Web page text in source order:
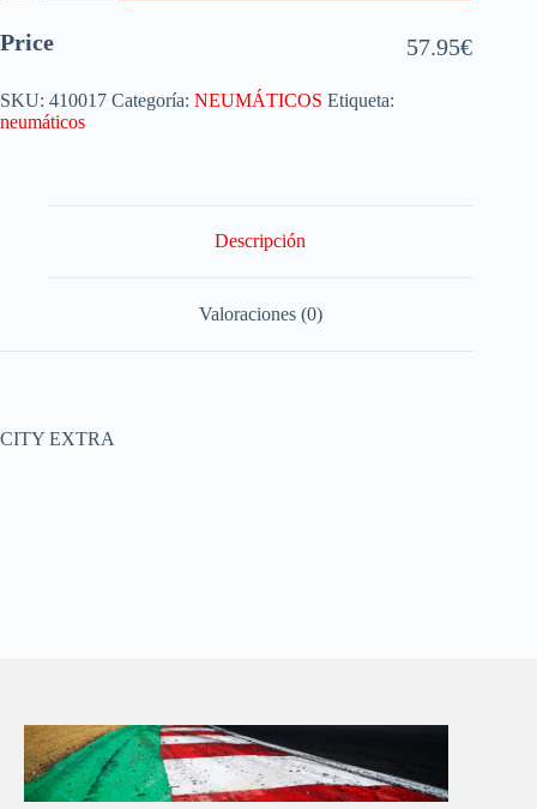
Price 57.95€
SKU: 410017 Categoría: NEUMÁTICOS Etiqueta:
neumáticos
Descripción
Valoraciones (0)
CITY EXTRA